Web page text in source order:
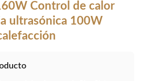
Control de calor
ultrasónica 100W